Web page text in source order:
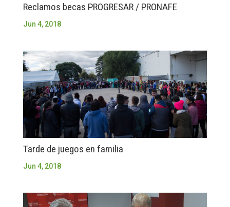
Reclamos becas PROGRESAR / PRONAFE
Jun 4, 2018
Tarde de juegos en familia
Jun 4, 2018